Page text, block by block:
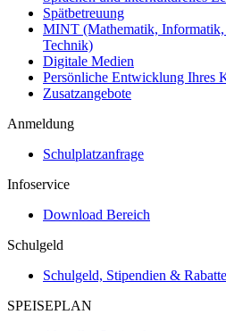
Spätbetreuung
MINT (Mathematik, Informatik,
Technik)
Digitale Medien
Persönliche Entwicklung Ihres
Zusatzangebote
Anmeldung
Schulplatzanfrage
Infoservice
Download Bereich
Schulgeld
Schulgeld, Stipendien & Rabatte
SPEISEPLAN